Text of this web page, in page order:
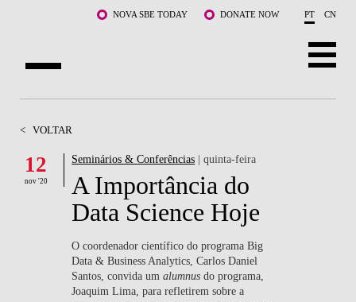
Saltar para o conteúdo principalNOVA SBE TODAY DONATE NOW PT CN
DOCENTES E INVESTIGAÇÃO
COMUNIDADE
LIFE AT NOVA SBE
WHAT'S HAPPENING
< VOLTAR
12
nov '20
Seminários & Conferências | quinta-feira
A Importância do
Data Science Hoje
O coordenador científico do programa Big
Data & Business Analytics, Carlos Daniel
Santos, convida umalumnus do programa,
Joaquim Lima, para refletirem sobre a